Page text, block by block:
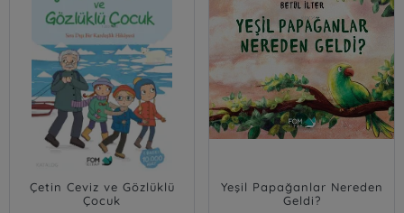
Çetin Ceviz ve Gözlüklü
Çocuk
Yeşil Papağanlar Nereden
Geldi?